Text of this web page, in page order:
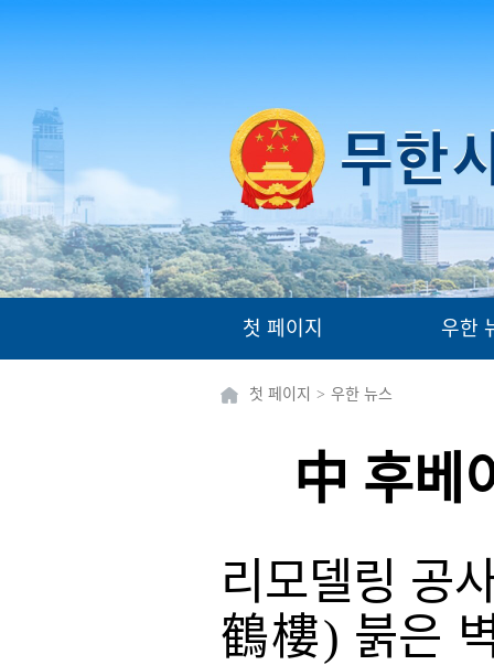
첫 페이지 우한
첫 페이지 > 우한 뉴스
中 후베
리모델링 공
鶴樓) 붉은